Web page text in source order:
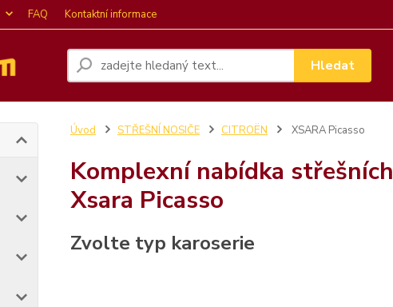
FAQ Kontaktní informace
Hledat
Úvod STŘEŠNÍ NOSIČE CITROËN XSARA Picasso
Komplexní nabídka
Xsara Picasso
Zvolte typ karoserie